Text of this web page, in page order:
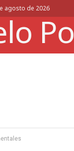
agosto de 2026